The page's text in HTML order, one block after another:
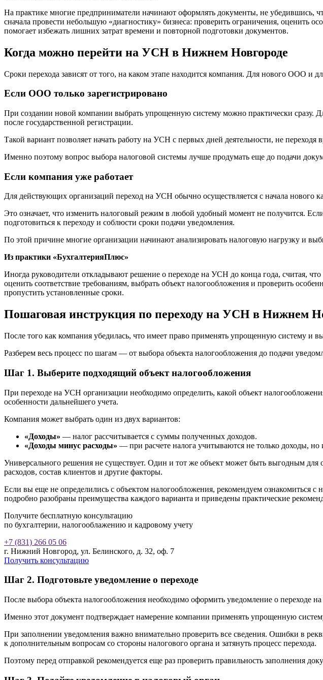
На практике многие предприниматели начинают оформлять документы, не убедившись,
сначала провести небольшую «диагностику» бизнеса: проверить ограничения, оценить
помогает избежать лишних затрат времени и повторной подготовки документов.
Когда можно перейти на УСН в Нижнем Новгороде
Сроки перехода зависят от того, на каком этапе находится компания. Для нового ООО и
Если ООО только зарегистрировано
При создании новой компании выбрать упрощенную систему можно практически сразу.
после государственной регистрации.
Такой вариант позволяет начать работу на УСН с первых дней деятельности, не
Именно поэтому вопрос выбора налоговой системы лучше продумать еще до подачи
Если компания уже работает
Для действующих организаций переход на УСН обычно осуществляется с начала нового
Это означает, что изменить налоговый режим в любой удобный момент не получится.
подготовиться к переходу и соблюсти сроки подачи уведомления.
По этой причине многие организации начинают анализировать налоговую нагрузку и
Из практики «БухгалтерияПлюс»
Иногда руководители откладывают решение о переходе на УСН до конца года, считая,
оценить соответствие требованиям, выбрать объект налогообложения и проверить
пропустить установленные сроки.
Пошаговая инструкция по переходу на УСН в Нижнем
После того как компания убедилась, что имеет право применять упрощенную систему
Разберем весь процесс по шагам — от выбора объекта налогообложения до подачи
Шаг 1. Выберите подходящий объект налогообложения
При переходе на УСН организации необходимо определить, какой объект
особенности дальнейшего учета.
Компания может выбрать один из двух вариантов:
«Доходы» — налог рассчитывается с суммы полученных доходов.
«Доходы минус расходы» — при расчете налога учитываются не только доходы, но
Универсального решения не существует. Один и тот же объект может быть выгодным
расходов, состав клиентов и другие факторы.
Если вы еще не определились с объектом налогообложения, рекомендуем ознакомиться с
подробно разобраны преимущества каждого варианта и приведены практические
Получите бесплатную консультацию
по бухгалтерии, налогооблажению и кадровому учету
+7 (831) 266 05 06
г. Нижний Новгород, ул. Белинского, д. 32, оф. 7
Получить консультацию
Шаг 2. Подготовьте уведомление о переходе
После выбора объекта налогообложения необходимо оформить уведомление о переходе
Именно этот документ подтверждает намерение компании применять упрощенную
При заполнении уведомления важно внимательно проверить все сведения. Ошибки в
к дополнительным вопросам со стороны налогового органа и затянуть процесс перехода.
Поэтому перед отправкой рекомендуется еще раз проверить правильность заполнения